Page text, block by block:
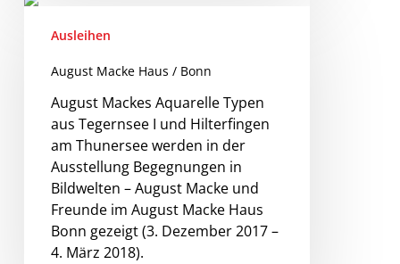
Ausleihen
August Macke Haus / Bonn
August Mackes Aquarelle Typen
aus Tegernsee I und Hilterfingen
am Thunersee werden in der
Ausstellung Begegnungen in
Bildwelten – August Macke und
Freunde im August Macke Haus
Bonn gezeigt (3. Dezember 2017 –
4. März 2018).